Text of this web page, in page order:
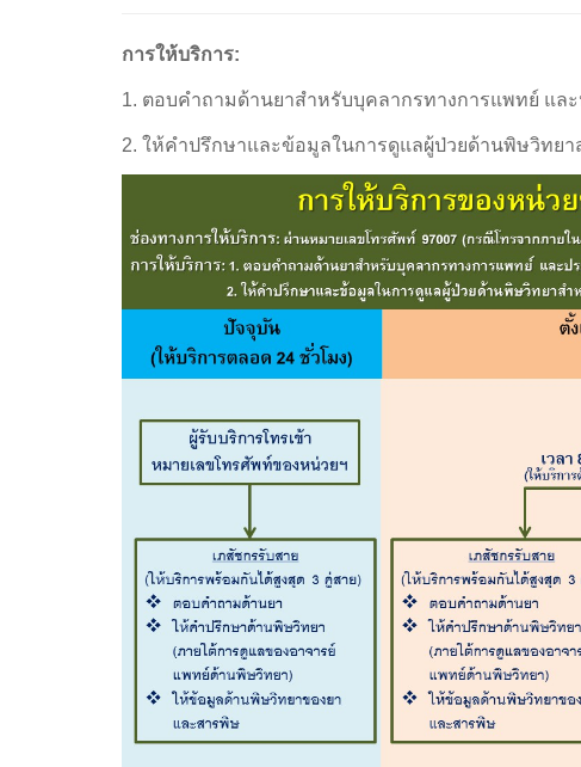
การให้บริการ:
1. ตอบคำถามด้านยาสำหรับบุคลากรทางการแพทย์ แล
2. ให้คำปรึกษาและข้อมูลในการดูแลผู้ป่วยด้านพิษวิทย